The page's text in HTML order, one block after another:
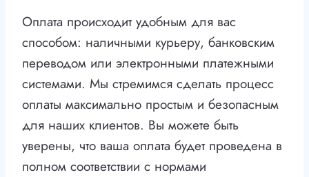
Оплата происходит удобным для вас
способом: наличными курьеру, банковским
переводом или электронными платежными
системами. Мы стремимся сделать процесс
оплаты максимально простым и безопасным
для наших клиентов. Вы можете быть
уверены, что ваша оплата будет проведена в
полном соответствии с нормами